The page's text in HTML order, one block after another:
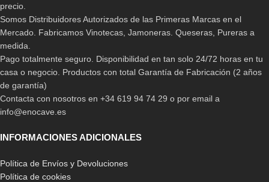
precio.
Somos Distribuidores Autorizados de las Primeras Marcas en el
Mercado. Fabricamos Vinotecas, Jamoneras. Queseras, Pureras a
medida.
Pago totalmente seguro. Disponibilidad en tan solo 24/72 horas en tu
casa o negocio. Productos con total Garantía de Fabricación (2 años
de garantía)
Contacta con nosotros en +34 619 94 74 29 o por email a
info@enocave.es
INFORMACIONES ADICIONALES
Política de Envíos y Devoluciones
Política de cookies